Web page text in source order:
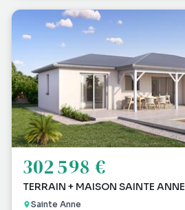
302 598 €
TERRAIN + MAISON SAINTE ANNE
Sainte Anne